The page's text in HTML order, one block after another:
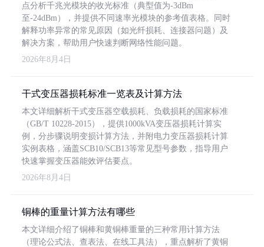
点分析千兆光模块的收光标准（典型值为-3dBm
至-24dBm），并提供不同速率光模块的参考值表格。同时
解释功率异常的常见原因（如光纤损耗、连接器问题）及
解决方案，帮助用户快速判断网络性能问题。
2026年8月4日
干式变压器损耗标准一览表及计算方法
本文详细解析干式变压器空载损耗、负载损耗的国家标准
（GB/T 10228-2015），提供1000kVA变压器损耗计算实
例，分步骤说明变损计算方法，并附电力变压器损耗计算
实例表格，涵盖SCB10/SCB13等常见型号参数，指导用户
快速掌握变压器能效评估要点。
2026年8月4日
铜棒的重量计算方法有哪些
本文详细介绍了铜棒和黄铜棒重量的三种常用计算方法
（理论公式法、查表法、在线工具法），重点解析了黄铜